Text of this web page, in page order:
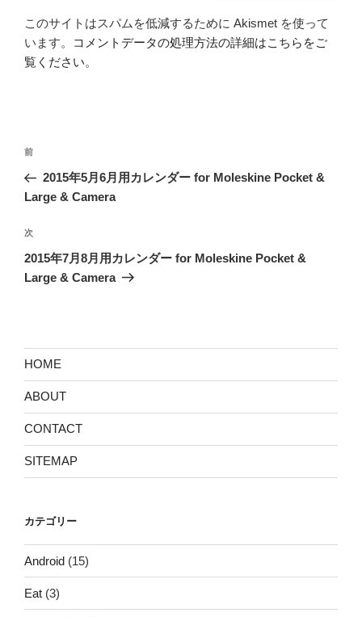
このサイトはスパムを低減するために Akismet を使って
います。
コメントデータの処理方法の詳細はこちらをご
覧ください。
投
ナ
ゲ
ー
シ
前
の
投
前
2015年5月6月用カレンダー for Moleskine Pocket &
Large & Camera
次
の
投
次
2015年7月8月用カレンダー for Moleskine Pocket &
Large & Camera
HOME
ABOUT
CONTACT
SITEMAP
カテゴリー
Android (15)
Eat (3)